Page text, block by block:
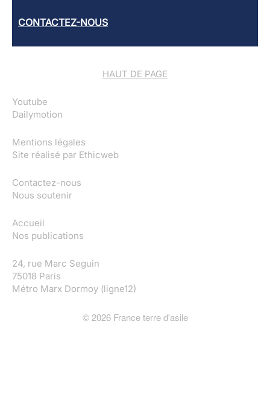
CONTACTEZ-NOUS
HAUT DE PAGE
Youtube
Dailymotion
Mentions légales
Site réalisé par Ethicweb
Contactez-nous
Nous soutenir
Accueil
Nos publications
24, rue Marc Seguin
75018 Paris
Métro Marx Dormoy (ligne12)
© 2026France terre d'asile